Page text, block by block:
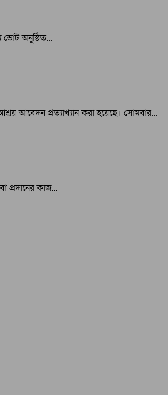
ভোট অনুষ্ঠিত...
আবেদন প্রত্যাখ্যান করা হয়েছে। সোমবার...
প্রদানের কাজ...